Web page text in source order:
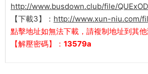
http://www.busdown.club/file/
【下載3】： http://www.xun-niu.com/
點擊地址如無法下載，請複制地址到其他
【解壓密碼】： 13579a